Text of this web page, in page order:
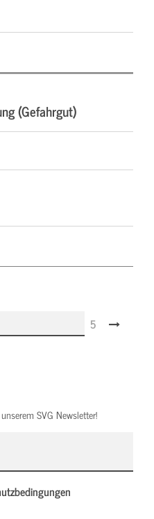
(Gefahrgut)
5
SVG Newsletter!